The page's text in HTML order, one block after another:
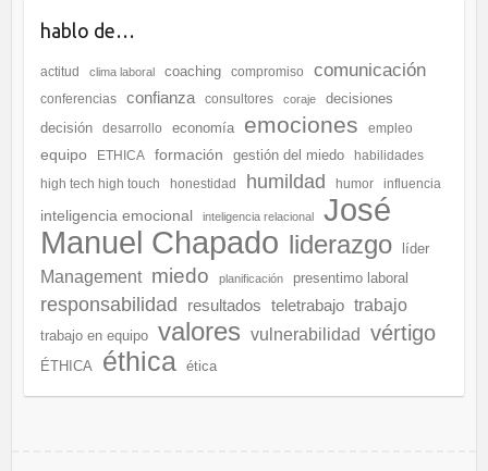
hablo de…
actitud clima laboral coaching compromiso comunicación
conferencias confianza consultores coraje
decisiones
decisión
desarrollo economía emociones empleo
equipo ETHICA formación gestión del miedo
habilidades
high tech high touch
honestidad humildad humor influencia
inteligencia emocional inteligencia relacional
José
Manuel Chapado liderazgo líder
Management miedo planificación presentimo laboral
responsabilidad resultados teletrabajo trabajo
trabajo en equipo valores vulnerabilidad vértigo
ÉTHICA éthica ética